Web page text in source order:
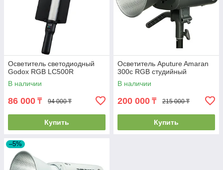
Осветитель светодиодный
Godox RGB LC500R
В наличии
86 000 ₸ 94 000 ₸
Купить
Осветитель Aputure Amaran
300c RGB студийный
В наличии
200 000 ₸ 215 000 ₸
Купить
–5%